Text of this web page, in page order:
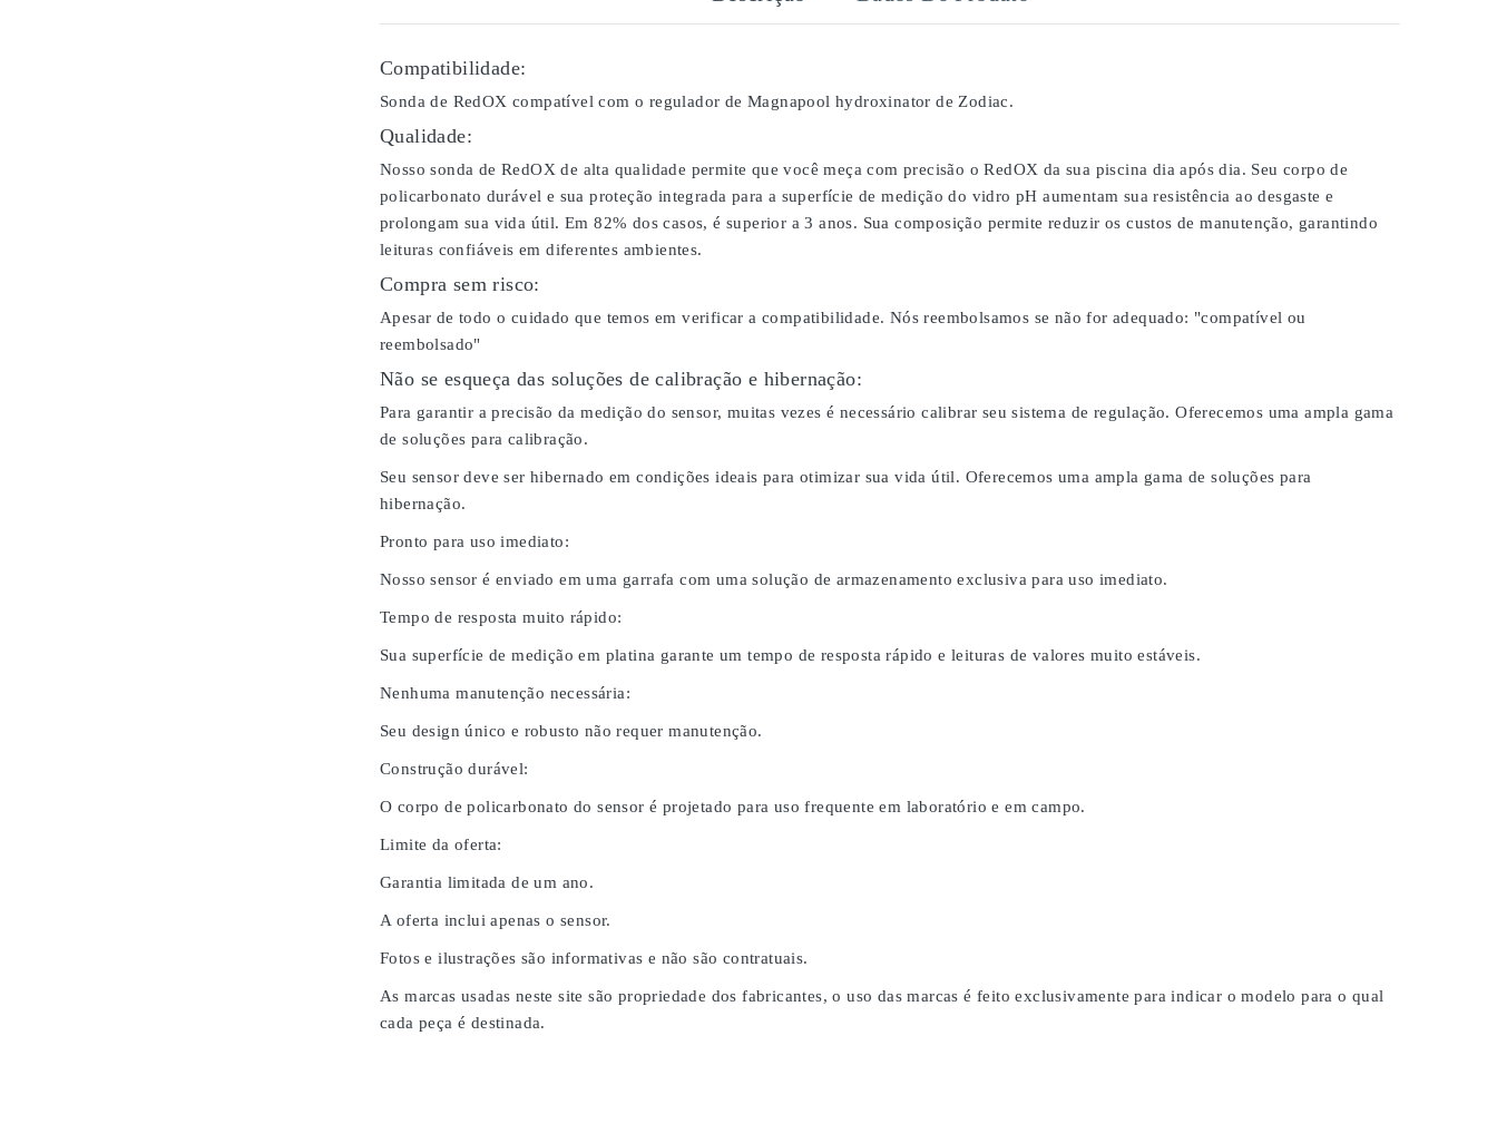
Compatibilidade:
Sonda de RedOX compatível com o regulador de Magnapool hydroxinator de Zodiac.
Qualidade:
Nosso sonda de RedOX de alta qualidade permite que você meça com precisão o RedOX da sua piscina dia após dia. Seu corpo de
policarbonato durável e sua proteção integrada para a superfície de medição do vidro pH aumentam sua resistência ao desgaste e
prolongam sua vida útil. Em 82% dos casos, é superior a 3 anos. Sua composição permite reduzir os custos de manutenção, garantindo
leituras confiáveis em diferentes ambientes.
Compra sem risco:
Apesar de todo o cuidado que temos em verificar a compatibilidade. Nós reembolsamos se não for adequado: "compatível ou
reembolsado"
Não se esqueça das soluções de calibração e hibernação:
Para garantir a precisão da medição do sensor, muitas vezes é necessário calibrar seu sistema de regulação. Oferecemos uma ampla gama
de soluções para calibração.
Seu sensor deve ser hibernado em condições ideais para otimizar sua vida útil. Oferecemos uma ampla gama de soluções para
hibernação.
Pronto para uso imediato:
Nosso sensor é enviado em uma garrafa com uma solução de armazenamento exclusiva para uso imediato.
Tempo de resposta muito rápido:
Sua superfície de medição em platina garante um tempo de resposta rápido e leituras de valores muito estáveis.
Nenhuma manutenção necessária:
Seu design único e robusto não requer manutenção.
Construção durável:
O corpo de policarbonato do sensor é projetado para uso frequente em laboratório e em campo.
Limite da oferta:
Garantia limitada de um ano.
A oferta inclui apenas o sensor.
Fotos e ilustrações são informativas e não são contratuais.
As marcas usadas neste site são propriedade dos fabricantes, o uso das marcas é feito exclusivamente para indicar o modelo para o qual
cada peça é destinada.